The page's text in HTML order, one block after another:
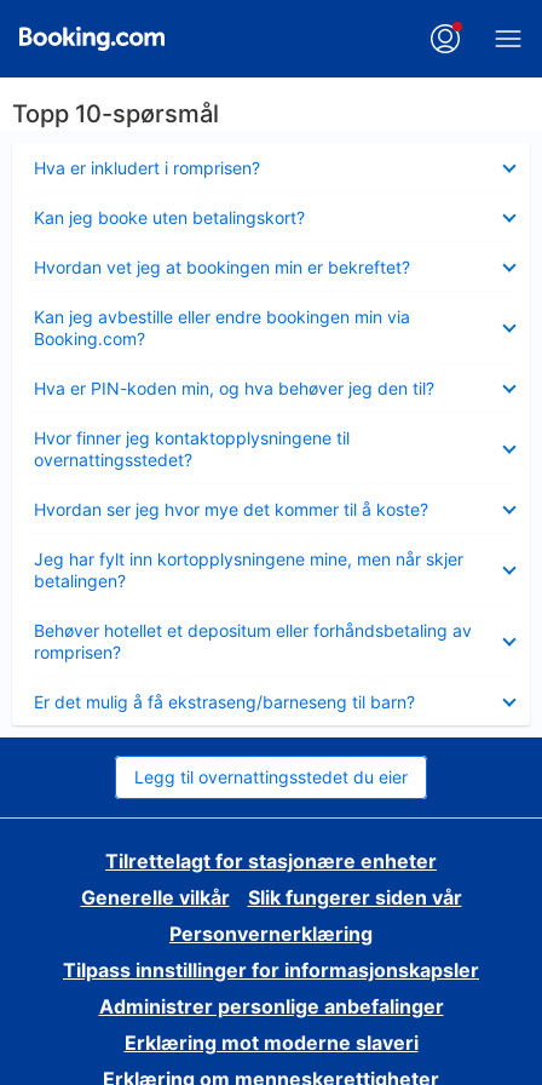
Topp 10-spørsmål
Hva er inkludert i romprisen?
mindre
Kan jeg booke uten betalingskort?
mindre
Hvordan vet jeg at bookingen min er bekreftet?
mindre
Kan jeg avbestille eller endre bookingen min via
Booking.com?
mindre
Hva er PIN-koden min, og hva behøver jeg den til?
mindre
Hvor finner jeg kontaktopplysningene til
overnattingsstedet?
mindre
Hvordan ser jeg hvor mye det kommer til å koste?
mindre
Jeg har fylt inn kortopplysningene mine, men når skjer
betalingen?
mindre
Behøver hotellet et depositum eller forhåndsbetaling av
romprisen?
mindre
Er det mulig å få ekstraseng/barneseng til barn?
mindre
Legg til overnattingsstedet du eier
Tilrettelagt for stasjonære enheter
Generelle vilkår
Slik fungerer siden vår
Personvernerklæring
Tilpass innstillinger for informasjonskapsler
Administrer personlige anbefalinger
Erklæring mot moderne slaveri
Erklæring om menneskerettigheter